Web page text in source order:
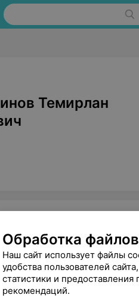
Темирлан
Обработка
Наш сайт использует файлы
удобства пользователей
статистики и
рекомендаций.